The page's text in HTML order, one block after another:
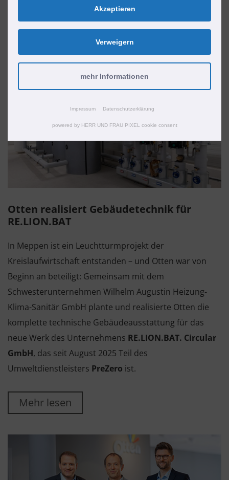
entsprechen, seien Sie bitte nachsichtig. Petra lernt
noch.
Otten realisiert Gebäudetechnik für
RE.LION.BAT
In Meppen ist ein Leuchtturmprojekt der
Kreislaufwirtschaft entstanden – und Otten war von
Beginn an beteiligt: Gemeinsam mit dem
Schwesterunternehmen Wilhelm Augustin Heizung-
Klima-Sanitär GmbH plante und realisierte Otten die
komplette technische Gebäudeausstattung für das
neue Werk des Unternehmens RE.LION.BAT. Circular
GmbH, das seit August 2025 Teil des
Umweltdienstleisters PreZero ist.
Mehr lesen
Akzeptieren
Verweigern
mehr Informationen
Impressum Datenschutzerklärung
powered by HERR UND FRAU PIXEL cookie consent